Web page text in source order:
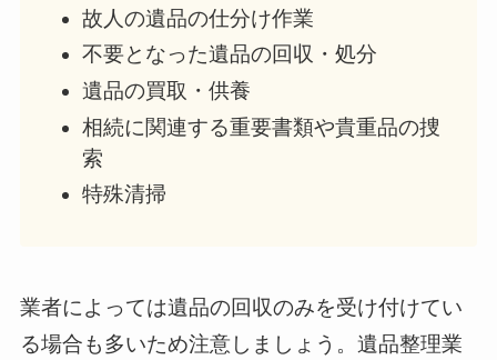
故人の遺品の仕分け作業
不要となった遺品の回収・処分
遺品の買取・供養
相続に関連する重要書類や貴重品の捜
索
特殊清掃
業者によっては遺品の回収のみを受け付けてい
る場合も多いため注意しましょう。遺品整理業